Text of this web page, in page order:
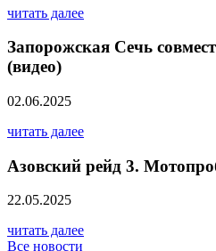
читать далее
Запорожская Сечь
(видео)
02.06.2025
читать далее
Азовский рейд 3.
22.05.2025
читать далее
Все новости